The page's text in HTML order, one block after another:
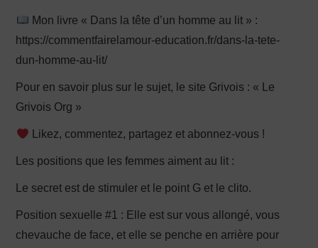
Mon livre « Dans la tête d’un homme au lit » :
https://commentfairelamour-education.fr/dans-la-tete-
dun-homme-au-lit/
Pour en savoir plus sur le sujet, le site Grivois : « Le
Grivois Org »
Likez, commentez, partagez et abonnez-vous !
Les positions que les femmes aiment au lit :
Le secret est de stimuler et le point G et le clito.
Position sexuelle #1 : Elle est sur vous allongé, vous
chevauche de face, et elle se penche en arrière pour